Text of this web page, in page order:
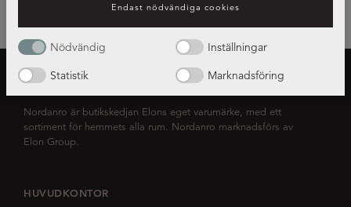
Endast nödvändiga cookies
Nödvändig
Inställningar
Statistik
Marknadsföring
OM NORDANRO
Nordanro är butikskedjan Elons eget varumärke, med ett
sortiment för hemmets alla rum. Nordanro marknadsförs av
Elon Group.
HUVUDKONTOR